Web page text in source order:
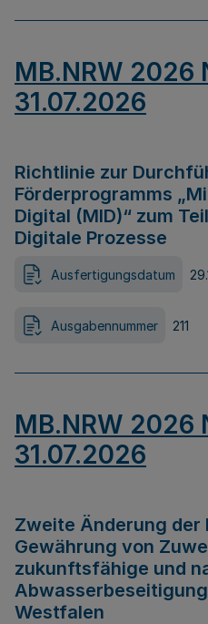
MB.NRW 2026
31.07.2026
Richtlinie zur
Förderprogramms
Digital (MID)“ zum
Digitale Prozesse
Ausfertigungsdatum
Ausgabennummer 211
MB.NRW 2026
31.07.2026
Zweite Änderung der
Gewährung von
zukunftsfähige und
Westfalen